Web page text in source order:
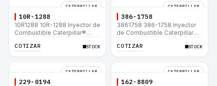
CATERPILLAR
10R-1288
10R1288 10R-1288 Inyector de
Combustible Caterpillar®
3516C 854G 992G
COTIZAR STOCK
CATERPILLAR
386-1758
3861758 386-1758 Inyector
de Combustible Caterpillar®
3516C 854G 992G
COTIZAR STOCK
CATERPILLAR
229-0194
CATERPILLAR
162-8809